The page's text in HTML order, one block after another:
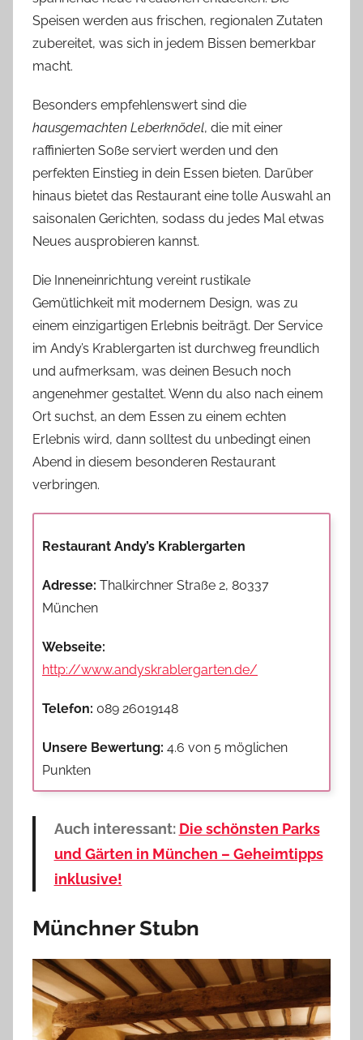
Speisen werden aus frischen, regionalen Zutaten
zubereitet, was sich in jedem Bissen bemerkbar
macht.
Besonders empfehlenswert sind die
hausgemachten Leberknödel, die mit einer
raffinierten Soße serviert werden und den
perfekten Einstieg in dein Essen bieten. Darüber
hinaus bietet das Restaurant eine tolle Auswahl an
saisonalen Gerichten, sodass du jedes Mal etwas
Neues ausprobieren kannst.
Die Inneneinrichtung vereint rustikale
Gemütlichkeit mit modernem Design, was zu
einem einzigartigen Erlebnis beiträgt. Der Service
im Andy’s Krablergarten ist durchweg freundlich
und aufmerksam, was deinen Besuch noch
angenehmer gestaltet. Wenn du also nach einem
Ort suchst, an dem Essen zu einem echten
Erlebnis wird, dann solltest du unbedingt einen
Abend in diesem besonderen Restaurant
verbringen.
Restaurant Andy’s Krablergarten
Adresse: Thalkirchner Straße 2, 80337
München
Webseite:
http://www.andyskrablergarten.de/
Telefon: 089 26019148
Unsere Bewertung: 4.6 von 5 möglichen
Punkten
Auch interessant: Die schönsten Parks
und Gärten in München – Geheimtipps
inklusive!
Münchner Stubn